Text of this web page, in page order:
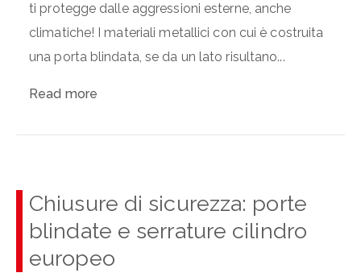
ti protegge dalle aggressioni esterne, anche
climatiche! I materiali metallici con cui è costruita
una porta blindata, se da un lato risultano...
Read more
Chiusure di sicurezza: porte
blindate e serrature cilindro
europeo